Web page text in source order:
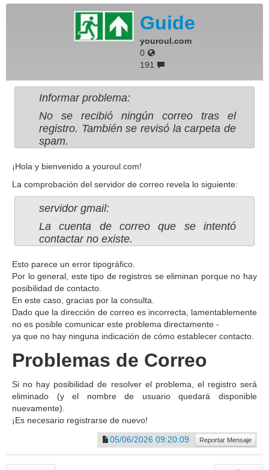
Guide
youroul.com
0
191
Informar problema:
No se recibió ningún correo tras el
registro. También se revisó la carpeta de
spam.
¡Hola y bienvenido a youroul.com!
La comprobación del servidor de correo revela lo siguiente:
servidor gmail:
La cuenta de correo que se intentó
contactar no existe.
Esto parece un error tipográfico.
Por lo general, este tipo de registros se eliminan porque no hay
posibilidad de contacto.
En este caso, gracias por la consulta.
Dado que la dirección de correo es incorrecta, lamentablemente
no es posible comunicar este problema directamente -
ya que no hay ninguna indicación de cómo establecer contacto.
Problemas de Correo
Si no hay posibilidad de resolver el problema, el registro será
eliminado (y el nombre de usuario quedará disponible
nuevamente).
¡Es necesario registrarse de nuevo!
05/06/2026 09:20:09
Reportar Mensaje